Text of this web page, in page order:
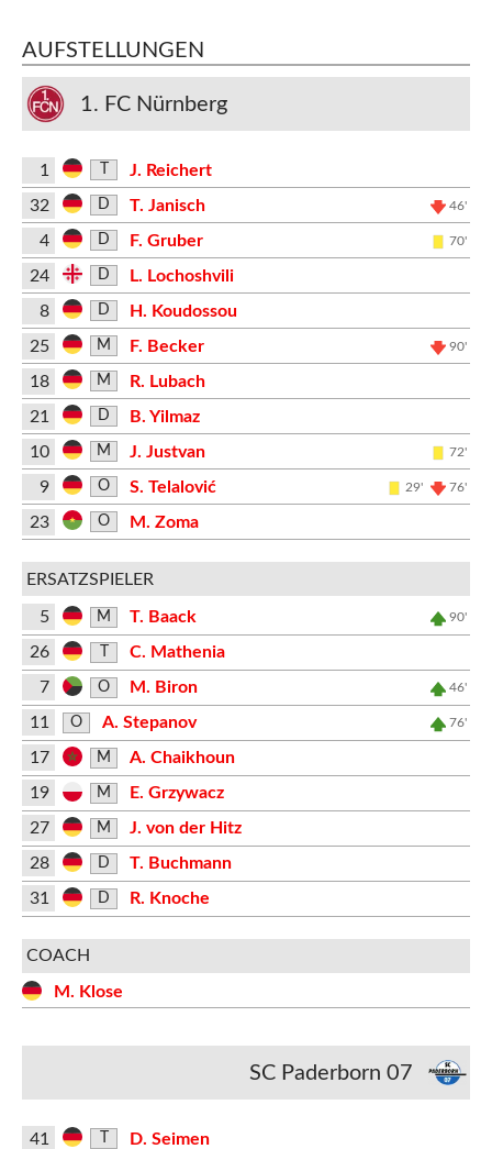
AUFSTELLUNGEN
1. FC Nürnberg
1
J. Reichert
32
D T. Janisch 46'
4 D F. Gruber 70'
24 D
L. Lochoshvili
8
D
H. Koudossou
25
M F. Becker 90'
18 M
R. Lubach
21
D
B. Yilmaz
10
M J. Justvan 72'
9 O S. Telalović 29' 76'
23 O M. Zoma
ERSATZSPIELER
5 M T. Baack 90'
26
C. Mathenia
7
O M. Biron 46'
11 O A. Stepanov 76'
17 M
A. Chaikhoun
19
M
E. Grzywacz
27
M
J. von der Hitz
28
D
T. Buchmann
31
D R. Knoche
COACH
M. Klose
SC Paderborn 07
41
D. Seimen